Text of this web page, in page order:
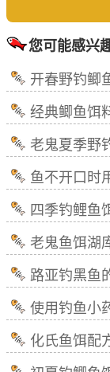
您可能感兴
开春野钓鲫
经典鲫鱼饵
老鬼夏季野
鱼不开口时
四季钓鲤鱼
老鬼鱼饵湖
路亚钓黑鱼
使用钓鱼小
化氏鱼饵配